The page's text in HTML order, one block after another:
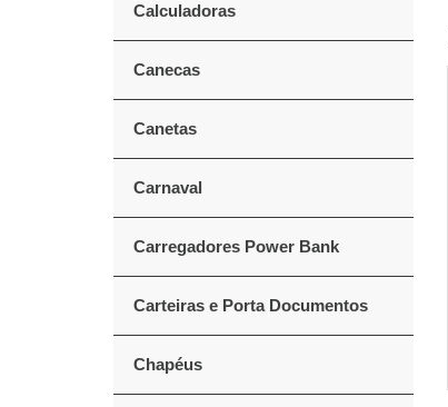
Calculadoras
Canecas
Canetas
Carnaval
Carregadores Power Bank
Carteiras e Porta Documentos
Chapéus